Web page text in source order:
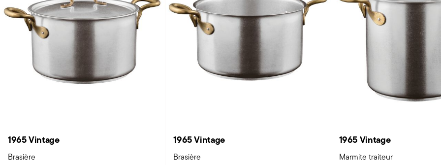
1965 Vintage
Brasière
1965 Vintage
Brasière
1965 Vintage
Marmite traiteur